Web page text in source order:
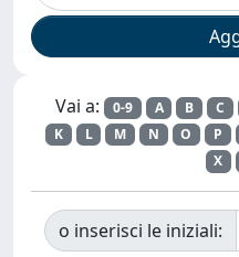
Vai a: 0-9 A B C
K
L M N O P
X
o inserisci le iniziali: